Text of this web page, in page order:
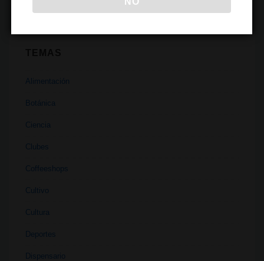
Alimentación
Botánica
Ciencia
Clubes
Coffeeshops
Cultivo
Cultura
Deportes
Dispensario